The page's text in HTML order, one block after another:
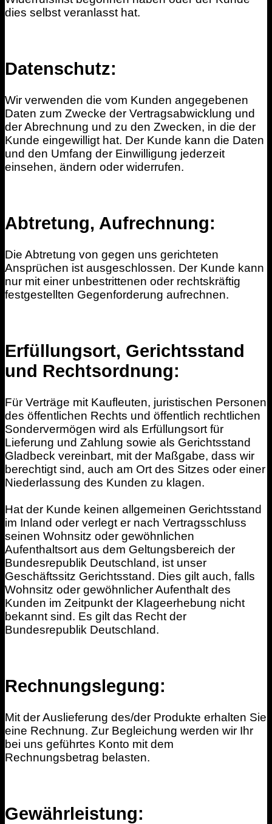
dies selbst veranlasst hat.
Datenschutz:
Wir verwenden die vom Kunden angegebenen
Daten zum Zwecke der Vertragsabwicklung und
der Abrechnung und zu den Zwecken, in die der
Kunde eingewilligt hat. Der Kunde kann die Daten
und den Umfang der Einwilligung jederzeit
einsehen, ändern oder widerrufen.
Abtretung, Aufrechnung:
Die Abtretung von gegen uns gerichteten
Ansprüchen ist ausgeschlossen. Der Kunde kann
nur mit einer unbestrittenen oder rechtskräftig
festgestellten Gegenforderung aufrechnen.
Erfüllungsort, Gerichtsstand
und Rechtsordnung:
Für Verträge mit Kaufleuten, juristischen Personen
des öffentlichen Rechts und öffentlich rechtlichen
Sondervermögen wird als Erfüllungsort für
Lieferung und Zahlung sowie als Gerichtsstand
Gladbeck vereinbart, mit der Maßgabe, dass wir
berechtigt sind, auch am Ort des Sitzes oder einer
Niederlassung des Kunden zu klagen.
Hat der Kunde keinen allgemeinen Gerichtsstand
im Inland oder verlegt er nach Vertragsschluss
seinen Wohnsitz oder gewöhnlichen
Aufenthaltsort aus dem Geltungsbereich der
Bundesrepublik Deutschland, ist unser
Geschäftssitz Gerichtsstand. Dies gilt auch, falls
Wohnsitz oder gewöhnlicher Aufenthalt des
Kunden im Zeitpunkt der Klageerhebung nicht
bekannt sind. Es gilt das Recht der
Bundesrepublik Deutschland.
Rechnungslegung:
Mit der Auslieferung des/der Produkte erhalten Sie
eine Rechnung. Zur Begleichung werden wir Ihr
bei uns geführtes Konto mit dem
Rechnungsbetrag belasten.
Gewährleistung: